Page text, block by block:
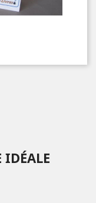
IDÉALE